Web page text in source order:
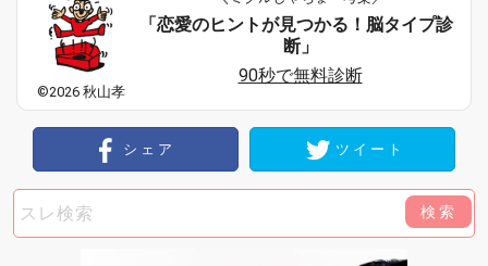
©2026 秋山孝
「恋愛のヒントが見つかる！脳タイプ診
断」
90秒で無料診断
シェア ツイート
検索